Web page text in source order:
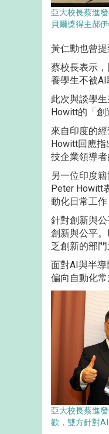
亞大校長蔡進
貝爾獎得主郝
黃仁勳也曾
蔡校長表示
養學生不被AI
此次與談學
Howitt的「創
來自印度的
Howitt回應指
技企業領導者
另一位印度
Peter Howitt
動化日常工
針對創新與
創新與公平
乏創新的部門
面對AI與半
偏向自動化
亞大校長蔡進
歡，雙方針對AI